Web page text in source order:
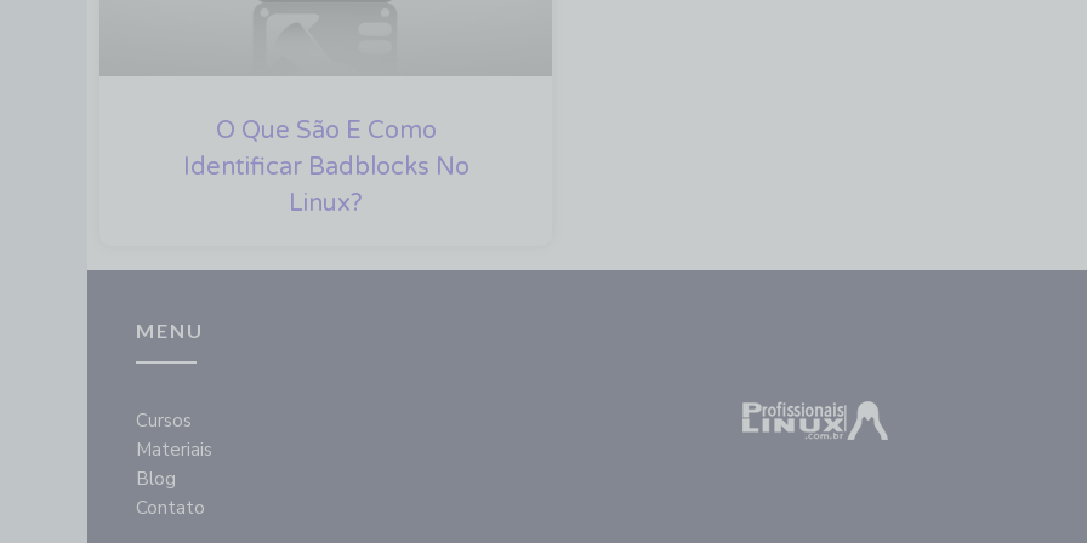
O Que São E Como
Identificar Badblocks No
Linux?
MENU
Cursos
Materiais
Blog
Contato